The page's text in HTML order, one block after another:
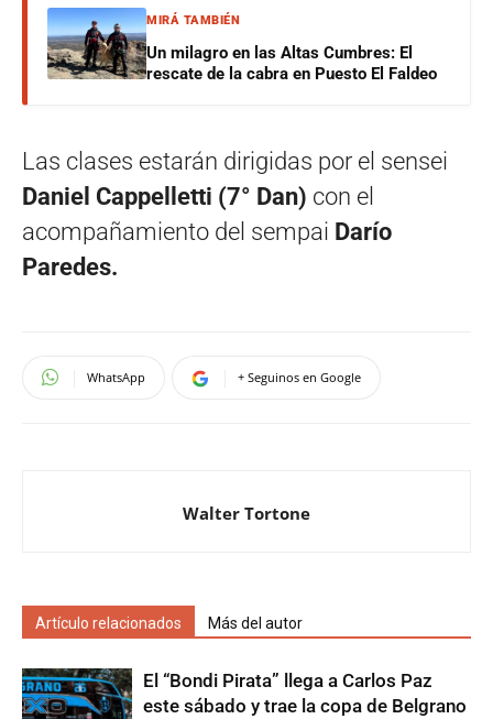
MIRÁ TAMBIÉN
Un milagro en las Altas Cumbres: El
rescate de la cabra en Puesto El Faldeo
Las clases estarán dirigidas por el sensei
Daniel Cappelletti (7° Dan) con el
acompañamiento del sempai Darío
Paredes.
WhatsApp + Seguinos en Google
Walter Tortone
Artículo relacionados Más del autor
El “Bondi Pirata” llega a Carlos Paz
este sábado y trae la copa de Belgrano